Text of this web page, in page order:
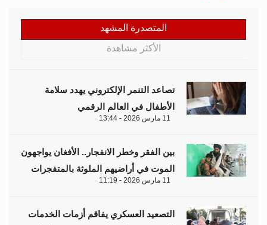
المتصدرة المشهد
الأكثر مشاهدة
تصاعد التنمر الإلكتروني يهدد سلامة
الأطفال في العالم الرقمي
11 مارس 2026 - 13:44
بين الفقر وخطر الانفجار.. الأفغان يواجهون
الموت في أراضيهم الملوثة بالمتفجرات
11 مارس 2026 - 11:19
التصعيد العسكري يفاقم أزمات الخدمات